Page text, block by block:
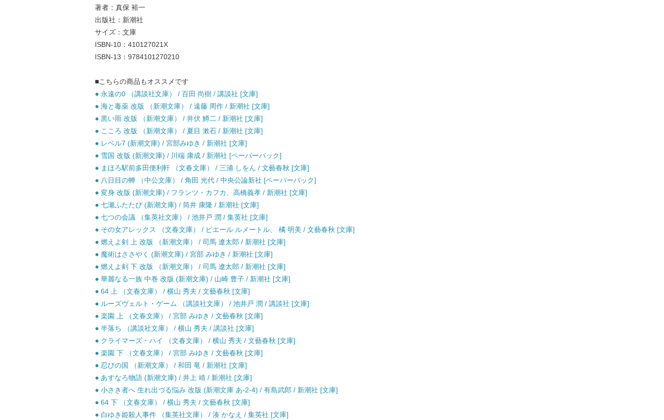
著者：真保 裕一
出版社：新潮社
サイズ：文庫
ISBN-10：410127021X
ISBN-13：9784101270210
■こちらの商品もオススメです
● 永遠の0 （講談社文庫） / 百田 尚樹 / 講談社 [文庫]
● 海と毒薬 改版 （新潮文庫） / 遠藤 周作 / 新潮社 [文庫]
● 黒い雨 改版 （新潮文庫） / 井伏 鱒二 / 新潮社 [文庫]
● こころ 改版 （新潮文庫） / 夏目 漱石 / 新潮社 [文庫]
● レベル7 (新潮文庫) / 宮部みゆき / 新潮社 [文庫]
● 雪国 改版 (新潮文庫) / 川端 康成 / 新潮社 [ペーパーバック]
● まほろ駅前多田便利軒 （文春文庫） / 三浦 しをん / 文藝春秋 [文庫]
● 八日目の蝉 （中公文庫） / 角田 光代 / 中央公論新社 [ペーパーバック]
● 変身 改版 (新潮文庫) / フランツ・カフカ、高橋義孝 / 新潮社 [文庫]
● 七瀬ふたたび (新潮文庫) / 筒井 康隆 / 新潮社 [文庫]
● 七つの会議 （集英社文庫） / 池井戸 潤 / 集英社 [文庫]
● その女アレックス （文春文庫） / ピエール ルメートル、 橘 明美 / 文藝春秋 [文庫]
● 燃えよ剣 上 改版 （新潮文庫） / 司馬 遼太郎 / 新潮社 [文庫]
● 魔術はささやく (新潮文庫) / 宮部 みゆき / 新潮社 [文庫]
● 燃えよ剣 下 改版 （新潮文庫） / 司馬 遼太郎 / 新潮社 [文庫]
● 華麗なる一族 中巻 改版 (新潮文庫) / 山崎 豊子 / 新潮社 [文庫]
● 64 上 （文春文庫） / 横山 秀夫 / 文藝春秋 [文庫]
● ルーズヴェルト・ゲーム （講談社文庫） / 池井戸 潤 / 講談社 [文庫]
● 楽園 上 （文春文庫） / 宮部 みゆき / 文藝春秋 [文庫]
● 半落ち （講談社文庫） / 横山 秀夫 / 講談社 [文庫]
● クライマーズ・ハイ （文春文庫） / 横山 秀夫 / 文藝春秋 [文庫]
● 楽園 下 （文春文庫） / 宮部 みゆき / 文藝春秋 [文庫]
● 忍びの国 （新潮文庫） / 和田 竜 / 新潮社 [文庫]
● あすなろ物語 (新潮文庫) / 井上 靖 / 新潮社 [文庫]
● 小さき者へ 生れ出づる悩み 改版 (新潮文庫 あ-2-4) / 有島武郎 / 新潮社 [文庫]
● 64 下 （文春文庫） / 横山 秀夫 / 文藝春秋 [文庫]
● 白ゆき姫殺人事件 （集英社文庫） / 湊 かなえ / 集英社 [文庫]